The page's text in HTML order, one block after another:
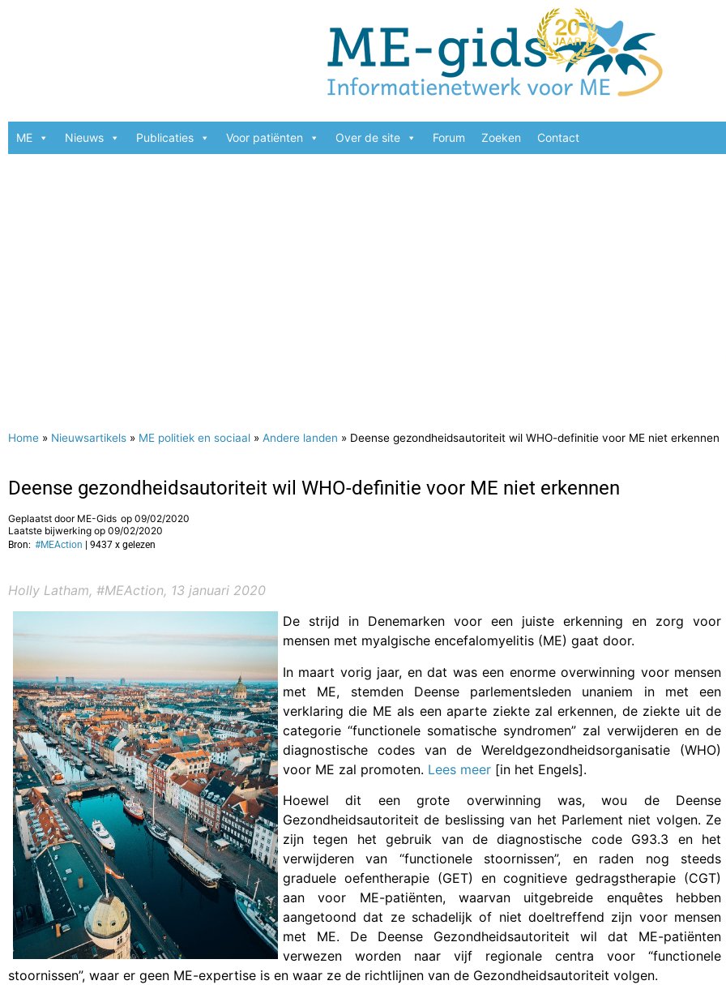
ME Nieuws Publicaties Voor patiënten Over de site Forum Zoeken Contact
Home » Nieuwsartikels » ME politiek en sociaal » Andere landen » Deense gezondheidsautoriteit wil WHO-definitie voor ME niet erkennen
Deense gezondheidsautoriteit wil WHO-definitie voor ME niet erkennen
Geplaatst door ME-Gids op 09/02/2020
Laatste bijwerking op 09/02/2020
Bron: #MEAction | 9437 x gelezen
Holly Latham, #MEAction, 13 januari 2020
De strijd in Denemarken voor een juiste erkenning en zorg voor
mensen met myalgische encefalomyelitis (ME) gaat door.
In maart vorig jaar, en dat was een enorme overwinning voor mensen
met ME, stemden Deense parlementsleden unaniem in met een
verklaring die ME als een aparte ziekte zal erkennen, de ziekte uit de
categorie “functionele somatische syndromen” zal verwijderen en de
diagnostische codes van de Wereldgezondheidsorganisatie (WHO)
voor ME zal promoten. Lees meer [in het Engels].
Hoewel dit een grote overwinning was, wou de Deense
Gezondheidsautoriteit de beslissing van het Parlement niet volgen. Ze
zijn tegen het gebruik van de diagnostische code G93.3 en het
verwijderen van “functionele stoornissen”, en raden nog steeds
graduele oefentherapie (GET) en cognitieve gedragstherapie (CGT)
aan voor ME-patiënten, waarvan uitgebreide enquêtes hebben
aangetoond dat ze schadelijk of niet doeltreffend zijn voor mensen
met ME. De Deense Gezondheidsautoriteit wil dat ME-patiënten
verwezen worden naar vijf regionale centra voor “functionele
stoornissen”, waar er geen ME-expertise is en waar ze de richtlijnen van de Gezondheidsautoriteit volgen.